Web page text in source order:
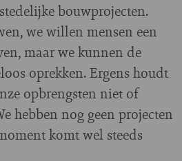
bouwprojecten.
we willen mensen een
maar we kunnen de
oprekken. Ergens houdt
opbrengsten niet of
hebben nog geen projecten
komt wel steeds